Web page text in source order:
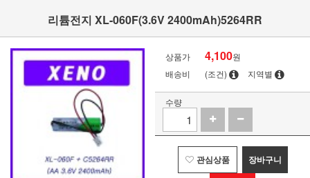
리튬전지 XL-060F(3.6V 2400mAh)5264RR
상품가 4,100원
배송비
(조건) 지역별
수량
관심상품 장바구니